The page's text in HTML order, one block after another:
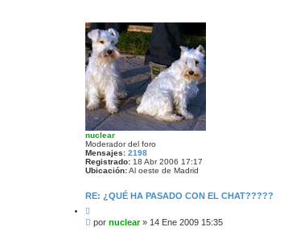
nuclear
Moderador del foro
Mensajes: 2198
Registrado: 18 Abr 2006 17:17
Ubicación:Al oeste de Madrid
RE: ¿QUÉ HA PASADO CON EL CHAT?????
i
t
M
por nuclear» 14 Ene 2009 15:35